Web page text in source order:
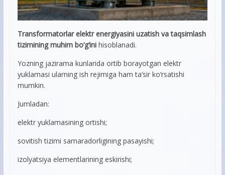
Transformatorlar elektr energiyasini uzatish va taqsimlash
tizimining muhim bo‘g‘ini hisoblanadi.
Yozning jazirama kunlarida ortib borayotgan elektr
yuklamasi ularning ish rejimiga ham ta’sir ko‘rsatishi
mumkin.
Jumladan:
elektr yuklamasining ortishi;
sovitish tizimi samaradorligining pasayishi;
izolyatsiya elementlarining eskirishi;